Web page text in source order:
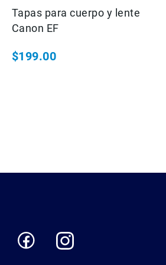
Tapas para cuerpo y lente
Canon EF
$199.00